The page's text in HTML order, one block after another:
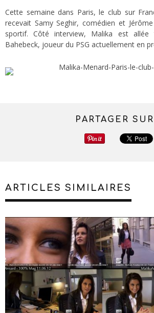
Cette semaine dans Paris, le club sur
recevait Samy Seghir, comédien et
sportif. Côté interview, Malika est allée
Bahebeck, joueur du PSG actuellement en
PARTAGER SUR
ARTICLES SIMILAIRES